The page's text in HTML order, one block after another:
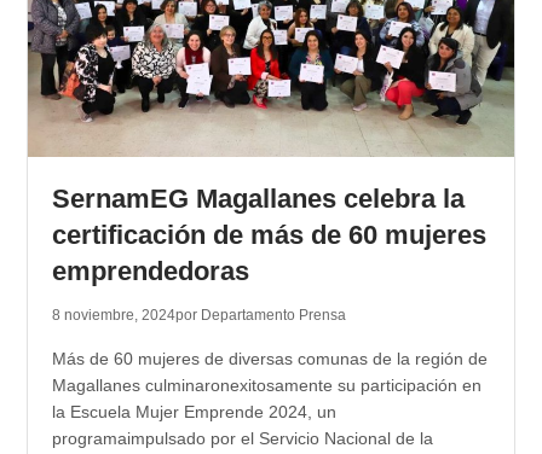
SernamEG Magallanes celebra la
certificación de más de 60 mujeres
emprendedoras
8 noviembre, 2024por Departamento Prensa
Más de 60 mujeres de diversas comunas de la región de
Magallanes culminaronexitosamente su participación en
la Escuela Mujer Emprende 2024, un
programaimpulsado por el Servicio Nacional de la